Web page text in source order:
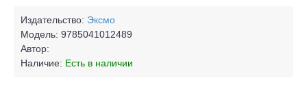
Издательство: Эксмо
Модель: 9785041012489
Автор:
Наличие: Есть в наличии